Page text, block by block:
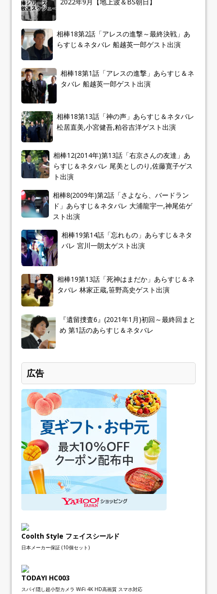
2022年9月【地上波＆BS朝日】
相棒18第2話「アレスの進撃～最終決戦」あ
らすじ＆ネタバレ 船越英一郎ゲスト出演
相棒18第1話「アレスの進撃」あらすじ＆ネ
タバレ 船越英一郎ゲスト出演
相棒18第13話「神の声」あらすじ＆ネタバレ
松居直美,小宮健吾,粕谷吉洋ゲスト出演
相棒12(2014年)第13話「右京さんの友達」あ
らすじ＆ネタバレ 尾美としのり,佐藤寛子ゲス
ト出演
相棒8(2009年)第2話「さよなら、バードラン
ド」あらすじ＆ネタバレ 大浦龍宇一,神尾佑ゲ
スト出演
相棒19第14話「忘れもの」あらすじ＆ネタ
バレ 宮川一朗太ゲスト出演
相棒19第13話「死神はまだか」あらすじ＆ネ
タバレ 林家正蔵,笹野高史ゲスト出演
『遺留捜査6』(2021年1月)初回～最終回まと
め 第1話のあらすじ＆ネタバレ
広告
Coolth Style フェイスシールド
日本メーカー保証 (10個セット)
TODAYI HC003
スパイ隠し超小型カメラ WiFi 4K HD高画質 スマホ対応